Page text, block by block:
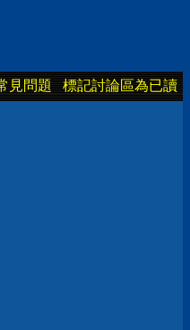
見問題 標記討論區為已讀